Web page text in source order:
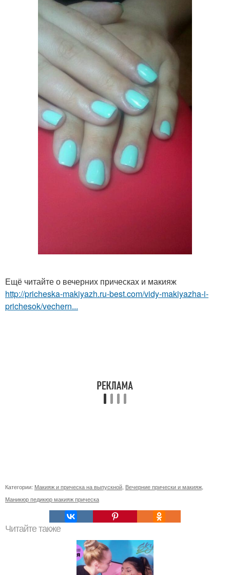
Ещё читайте о вечерних прическах и макияж
http://pricheska-makiyazh.ru-best.com/vidy-makiyazha-i-
prichesok/vechern...
Категории: Макияж и прическа на выпускной, Вечерние прически и макияж,
Маникюр педикюр макияж прическа
Читайте также